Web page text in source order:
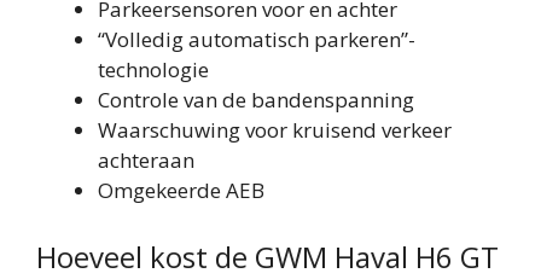
Parkeersensoren voor en achter
“Volledig automatisch parkeren”-
technologie
Controle van de bandenspanning
Waarschuwing voor kruisend verkeer
achteraan
Omgekeerde AEB
Hoeveel kost de GWM Haval H6 GT